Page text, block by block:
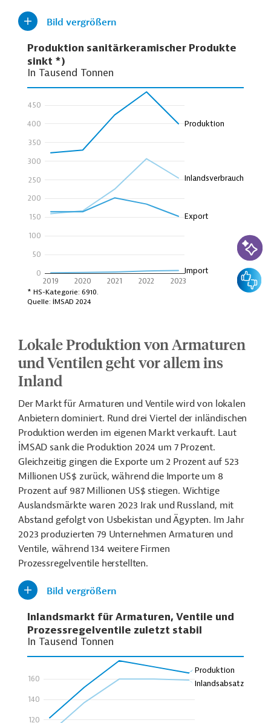
Bild vergrößern
Lokale Produktion von Armaturen
und Ventilen geht vor allem ins
Inland
Der Markt für Armaturen und Ventile wird von lokalen
Anbietern dominiert. Rund drei Viertel der inländischen
Produktion werden im eigenen Markt verkauft. Laut
İMSAD sank die Produktion 2024 um 7 Prozent.
Gleichzeitig gingen die Exporte um 2 Prozent auf 523
Millionen US$ zurück, während die Importe um 8
Prozent auf 987 Millionen US$ stiegen. Wichtige
Auslandsmärkte waren 2023 Irak und Russland, mit
Abstand gefolgt von Usbekistan und Ägypten. Im Jahr
2023 produzierten 79 Unternehmen Armaturen und
Ventile, während 134 weitere Firmen
Prozessregelventile herstellten.
Bild vergrößern
KI-